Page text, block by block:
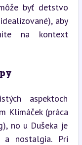
byť detstvo
aby
na kontext
aspektoch
Klimáček (práca
no u Dušeka je
a nostalgia. Pri